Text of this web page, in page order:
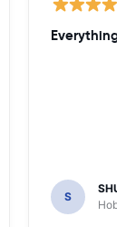
Everything
S